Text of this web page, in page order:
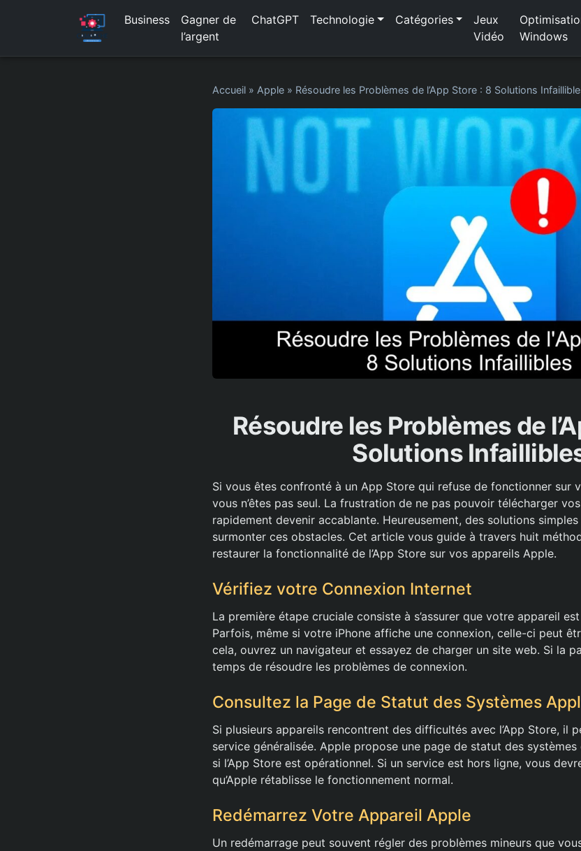
Business
Gagner de
l’argent
ChatGPT Technologie Catégories
Jeux
Vidéo
Windows
Accueil » Apple » Résoudre les Problèmes de l’App Store : 8 Solutions
Résoudre les Problèmes de
Solutions
Si vous êtes confronté à un App Store qui refuse de fonctionner sur
vous n’êtes pas seul. La frustration de ne pas pouvoir télécharger
rapidement devenir accablante. Heureusement, des solutions
surmonter ces obstacles. Cet article vous guide à travers huit
restaurer la fonctionnalité de l’App Store sur vos appareils Apple.
Vérifiez votre Connexion Internet
La première étape cruciale consiste à s’assurer que votre appareil
Parfois, même si votre iPhone affiche une connexion, celle-ci peut
cela, ouvrez un navigateur et essayez de charger un site web. Si la
temps de résoudre les problèmes de connexion.
Consultez la Page de Statut des Systèmes
Si plusieurs appareils rencontrent des difficultés avec l’App Store, il
service généralisée. Apple propose une page de statut des
si l’App Store est opérationnel. Si un service est hors ligne, vous
qu’Apple rétablisse le fonctionnement normal.
Redémarrez Votre Appareil Apple
Un redémarrage peut souvent régler des problèmes mineurs que